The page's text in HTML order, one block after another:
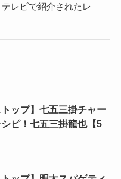
レビで紹介されたレ
トップ】七五三掛チャー
ピ！七五三掛龍也【5